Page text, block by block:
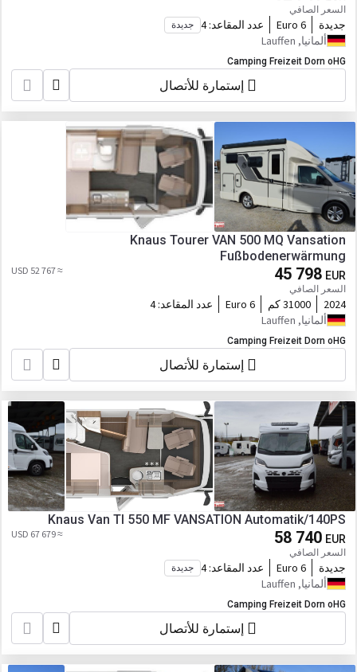
السعر الصافي
جديدة Euro 6 عدد المقاعد:4 جديدة
ألمانيا, Lauffen
Camping Freizeit Dorn oHG
إستمارة للأتصال
Knaus Tourer VAN 500 MQ Vansation
Fußbodenerwärmung
45 798 EUR
السعر الصافي
≈ 52 767 USD
2024 31000 كم Euro 6 عدد المقاعد:4
ألمانيا, Lauffen
Camping Freizeit Dorn oHG
إستمارة للأتصال
Knaus Van TI 550 MF VANSATION Automatik/140PS
58 740 EUR
السعر الصافي
≈ 67 679 USD
جديدة Euro 6 عدد المقاعد:4 جديدة
ألمانيا, Lauffen
Camping Freizeit Dorn oHG
إستمارة للأتصال